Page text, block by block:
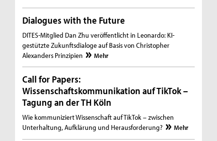
Dialogues with the Future
DITES-Mitglied Dan Zhu veröffentlicht in Leonardo: KI-
gestützte Zukunftsdialoge auf Basis von Christopher
Alexanders Prinzipien
Mehr
Call for Papers:
Wissenschaftskommunikation auf TikTok –
Tagung an der TH Köln
Wie kommuniziert Wissenschaft auf TikTok – zwischen
Unterhaltung, Aufklärung und Herausforderung?
Mehr